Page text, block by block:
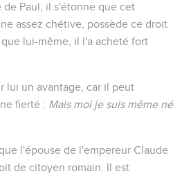
de Paul, il s'étonne que cet
assez chétive, possède ce droit
lui-même, il l'a acheté fort
lui un avantage, car il peut
fierté : Mais moi je suis même né
l'épouse de l'empereur Claude
de citoyen romain. Il est